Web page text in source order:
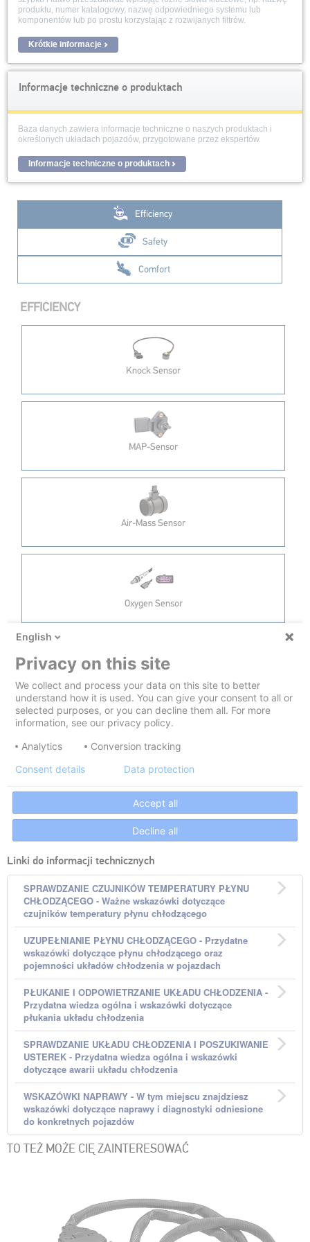
produktu, numer katalogowy, nazwę odpowiedniego systemu lub
komponentów lub po prostu korzystając z rozwijanych filtrów.
Krótkie informacje
Informacje techniczne o produktach
Baza danych zawiera informacje techniczne o naszych produktach i
określonych układach pojazdów, przygotowane przez ekspertów.
Informacje techniczne o produktach
Linki do informacji technicznych
SPRAWDZANIE CZUJNIKÓW TEMPERATURY PŁYNU
CHŁODZĄCEGO - Ważne wskazówki dotyczące
czujników temperatury płynu chłodzącego
UZUPEŁNIANIE PŁYNU CHŁODZĄCEGO - Przydatne
wskazówki dotyczące płynu chłodzącego oraz
pojemności układów chłodzenia w pojazdach
PŁUKANIE I ODPOWIETRZANIE UKŁADU CHŁODZENIA -
Przydatna wiedza ogólna i wskazówki dotyczące
płukania układu chłodzenia
SPRAWDZANIE UKŁADU CHŁODZENIA I POSZUKIWANIE
USTEREK - Przydatna wiedza ogólna i wskazówki
dotyczące awarii układu chłodzenia
WSKAZÓWKI NAPRAWY - W tym miejscu znajdziesz
wskazówki dotyczące naprawy i diagnostyki odniesione
do konkretnych pojazdów
TO TEŻ MOŻE CIĘ ZAINTERESOWAĆ